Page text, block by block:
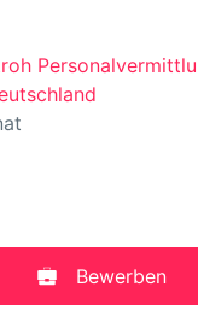
:
Bewerben